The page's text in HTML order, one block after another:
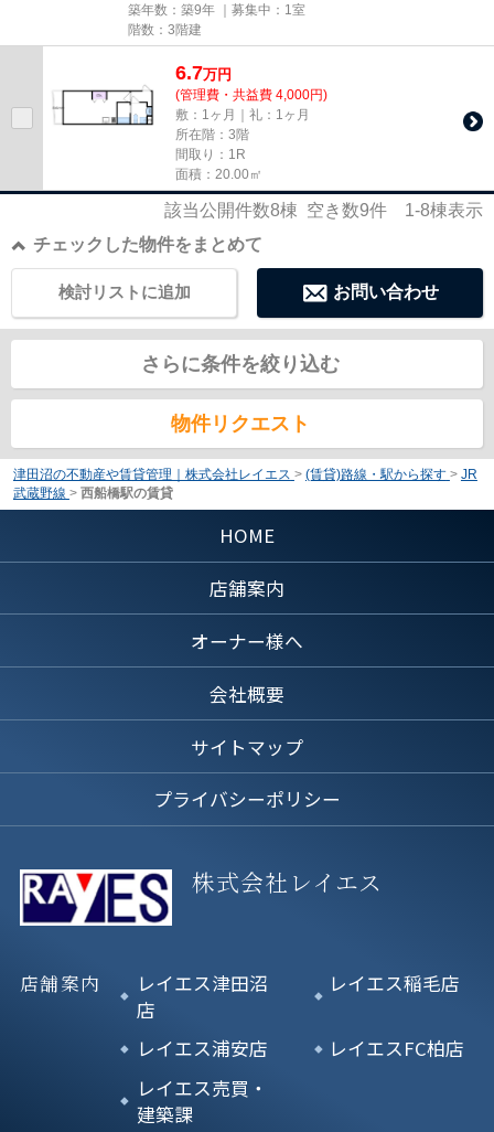
築年数：築9年 ｜募集中： 1室
階数：3階建
6.7万円
(管理費・共益費 4,000円)
敷：1ヶ月｜礼：1ヶ月
所在階：3階
間取り：1R
面積：20.00㎡
該当公開件数8棟 空き数9件 1-8棟表示
チェックした物件をまとめて
お問い合わせ
検討リストに追加
さらに条件を絞り込む
物件リクエスト
津田沼の不動産や賃貸管理｜株式会社レイエス > (賃貸)路線・駅から探す > JR
武蔵野線 > 西船橋駅の賃貸
HOME
店舗案内
オーナー様へ
会社概要
サイトマップ
プライバシーポリシー
株式会社レイエス
店舗案内
レイエス津田沼
店
レイエス稲毛店
レイエス浦安店
レイエスFC柏店
レイエス売買・
建築課